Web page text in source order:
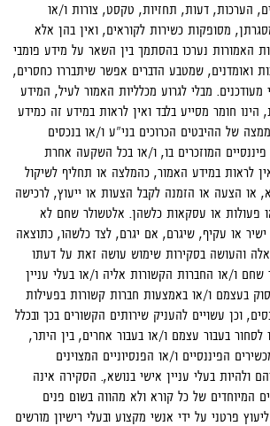
הערכות, דעות, תחזיות, טקסט, צורות ו/או
מסופקות כשירות לקוראים, ואין בהן אלא
האמורות נערכו בהסתמך בין השאר על מידע פומבי
ואומדנים, שמטבע הדברים אפשר שיתבררו כחסרים,
מעודכנים. מבלי לגרוע מכלליות האמור לעיל, המידע
חומר מסייע בלבד ואין לראות במידע זה כמידע
של ההיבטים הכרוכים בני"ע ו/או בנכסים
פיננסיים המוזכרים בו, ו/או בכל השקעה אחרת
לראות במידע האמור, כהמלצה או תחליף לשיקול
או הצעה או הזמנה לקבל הצעות או ייעוץ, לרכישה
פעולות או עסקאות כלשהן. אלטשולר שחם לא
או עקיף, שיגרם, אם יגרם, לצד כלשהו, כתוצאה
והעושה בסקירות שימוש עושה זאת על דעתו
שחם ו/או החברות הקשורות אליה ו/או בעלי עניין
בעצמם ו/או באמצעות חברות קשורות בפעילות
וכן עשויים להעניק שירותים הקשורים בכך ובכלל
לסחור בעבור עצמם ו/או בעבור אחרים, בין היתר,
הפיננסיים ו/או הפנסיוניים המצוינים
ולהיות בעלי עניין אישי בנושא,. הסקירה אינה
המיוחדים של כל קורא ולא מהווה בשום פנים
פרטני על ידי אנשי מקצוע ובעלי רישיון מורשים